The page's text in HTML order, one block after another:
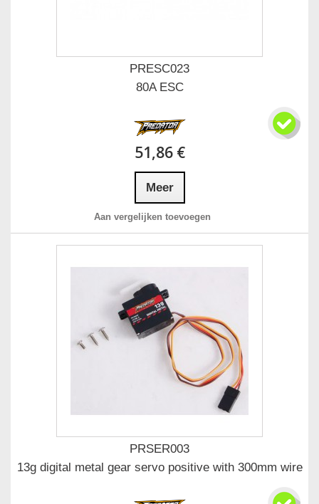
PRESC023
80A ESC
51,86 €
Meer
Aan vergelijken toevoegen
PRSER003
13g digital metal gear servo positive with 300mm wire